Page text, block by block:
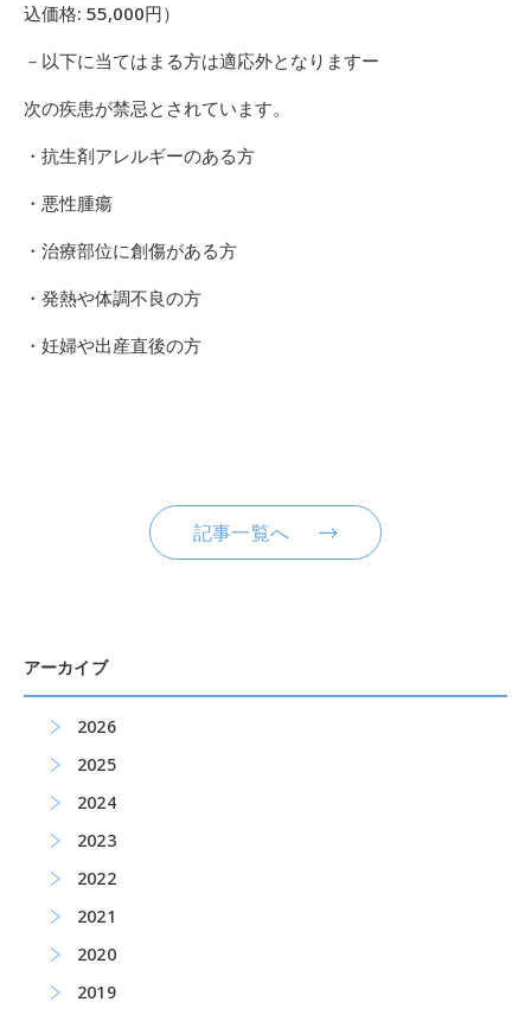
込価格: 55,000円）
－以下に当てはまる方は適応外となりますー
次の疾患が禁忌とされています。
・抗生剤アレルギーのある方
・悪性腫瘍
・治療部位に創傷がある方
・発熱や体調不良の方
・妊婦や出産直後の方
記事一覧へ
アーカイブ
2026
2025
2024
2023
2022
2021
2020
2019